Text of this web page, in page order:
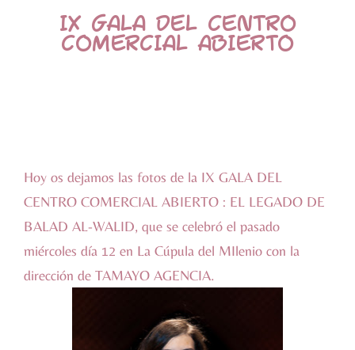
IX GALA DEL CENTRO
COMERCIAL ABIERTO
Hoy os dejamos las fotos de la IX GALA DEL
CENTRO COMERCIAL ABIERTO : EL LEGADO DE
BALAD AL-WALID, que se celebró el pasado
miércoles día 12 en La Cúpula del MIlenio con la
dirección de TAMAYO AGENCIA.